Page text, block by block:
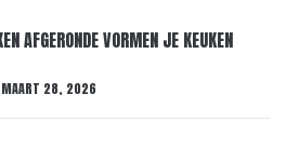
AFGERONDE VORMEN JE KEUKEN
MAART 28, 2026